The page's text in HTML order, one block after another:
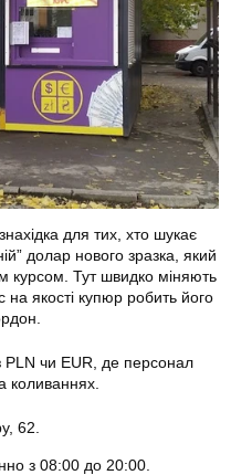
для тих, хто шукає
долар нового зразка, який
курсом. Тут швидко міняють
на якості купюр робить його
PLN чи EUR, де персонал
коливаннях.
62.
з 08:00 до 20:00.